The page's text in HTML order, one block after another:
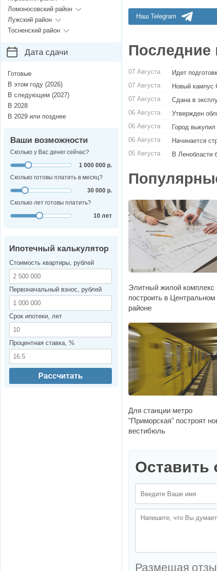
Наш Telegram
Последние
07 Августа
Идет
07 Августа
Новый кампус
07 Августа
Сдана в
06 Августа
Утвержден
06 Августа
Город
06 Августа
Начинается
05 Августа
В Ленобласти
Элитный жилой комплекс
построить в Центральном
районе
Для станции метро
"Приморская" построят
вестибюль
Оставить
Размещая
Ломоносовский район
Лужский район
Тосненский район
Дата сдачи
Готовые
В этом году (2026)
В следующем (2027)
В 2028
В 2029 или позднее
Ваши возможности
Сколько у Вас денег сейчас?
1 000 000 р.
Сколько готовы платить в месяц?
30 000 р.
Сколько лет готовы платить?
10 лет
Ипотечный калькулятор
Стоимость квартиры, рублей
Первоначальный взнос, рублей
Срок ипотеки, лет
Процентная ставка, %
Рассчитать